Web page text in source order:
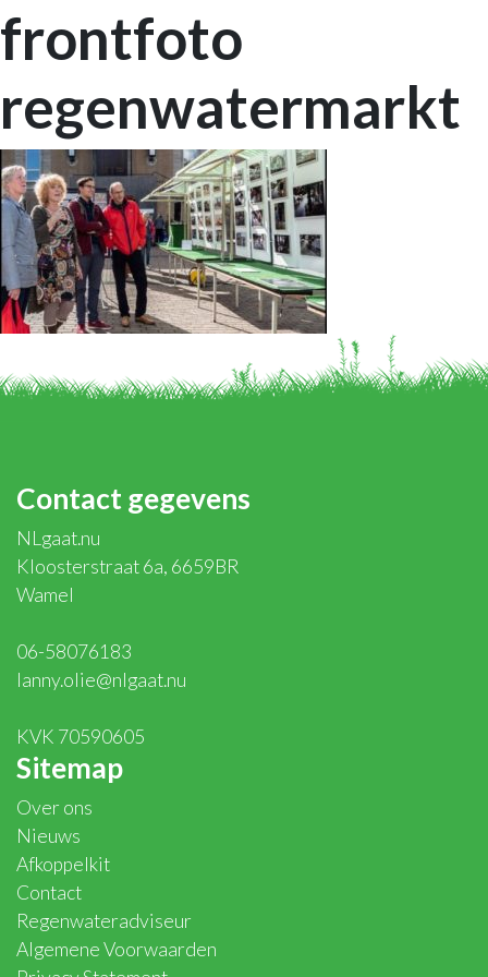
frontfoto
regenwatermarkt
Contact gegevens
NLgaat.nu
Kloosterstraat 6a, 6659BR
Wamel
06-58076183
lanny.olie@nlgaat.nu
KVK 70590605
Sitemap
Over ons
Nieuws
Afkoppelkit
Contact
Regenwateradviseur
Algemene Voorwaarden